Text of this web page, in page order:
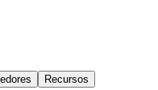
Recursos